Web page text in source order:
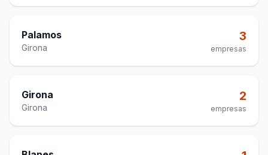
Palamos
Girona
3
empresas
Girona
Girona
2
empresas